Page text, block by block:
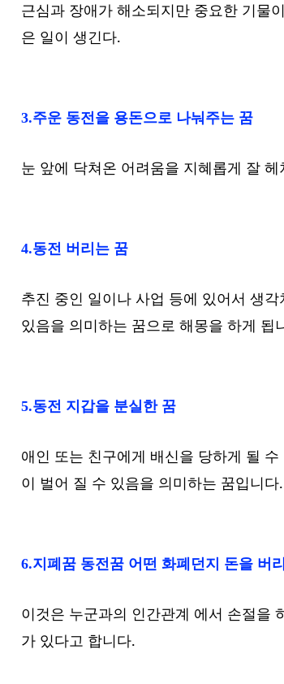
근심과 장애가 해소되지만 중요한 기물
은 일이 생긴다.
3.주운 동전을 용돈으로 나눠주는 꿈
눈 앞에 닥쳐온 어려움을 지혜롭게 잘
4.동전 버리는 꿈
추진 중인 일이나 사업 등에 있어서 생
있음을 의미하는 꿈으로 해몽을 하게 됩
5.동전 지갑을 분실한 꿈
애인 또는 친구에게 배신을 당하게 될
이 벌어 질 수 있음을 의미하는 꿈입니다.
6.지폐꿈 동전꿈 어떤 화폐던지 돈을 버
이것은 누군과의 인간관계 에서 손절을
가 있다고 합니다.